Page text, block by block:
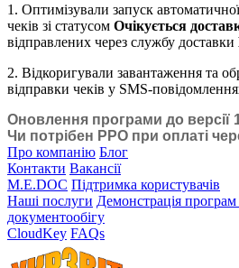
1. Оптимізували запуск
чеків зі статусом Очікується
відправлених через службу доставки
2. Відкоригували завантаження та
відправки чеків у SMS-
Оновлення програми до версії
Чи потрібен РРО при оплаті
Про компанію Блог
Контакти Вакансії
M.E.DOC Підтримка користувачів
Наші послуги Демонстрація
документообігу
CloudKey FAQs